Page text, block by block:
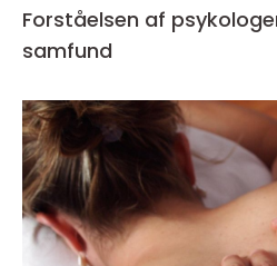
Forståelsen af
samfund